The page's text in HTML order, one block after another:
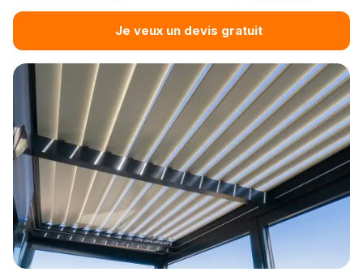
Je veux un devis gratuit